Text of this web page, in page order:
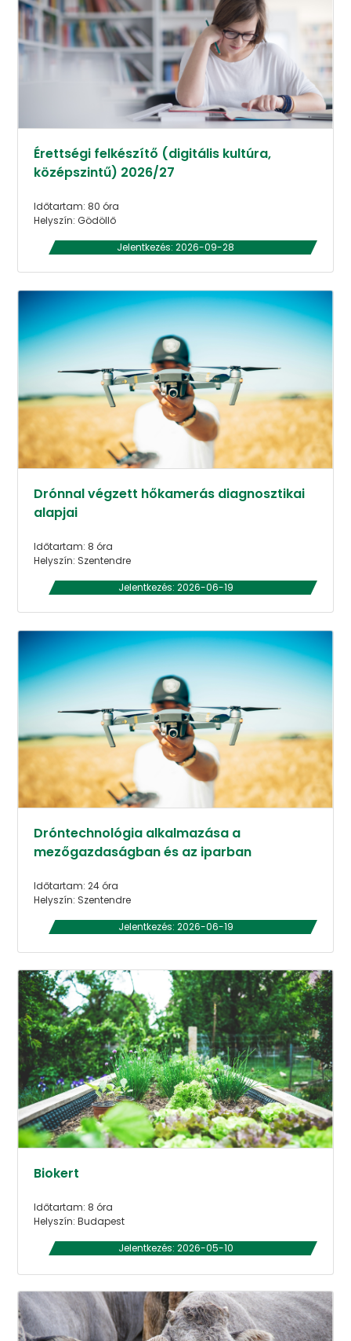
Érettségi felkészítő (digitális kultúra,
középszintű) 2026/27
Időtartam: 80 óra
Helyszín: Gödöllő
Jelentkezés: 2026-09-28
Drónnal végzett hőkamerás diagnosztikai
alapjai
Időtartam: 8 óra
Helyszín: Szentendre
Jelentkezés: 2026-06-19
Dróntechnológia alkalmazása a
mezőgazdaságban és az iparban
Időtartam: 24 óra
Helyszín: Szentendre
Jelentkezés: 2026-06-19
Biokert
Időtartam: 8 óra
Helyszín: Budapest
Jelentkezés: 2026-05-10